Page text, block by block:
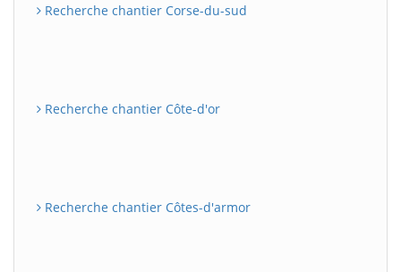
Recherche chantier Corse-du-sud
Recherche chantier Côte-d'or
Recherche chantier Côtes-d'armor